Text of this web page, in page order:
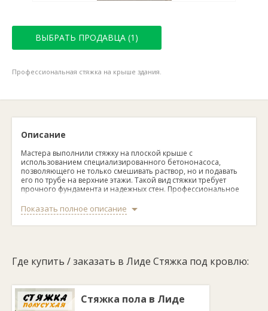
ВЫБРАТЬ ПРОДАВЦА (1)
Профессиональная стяжка на крыше здания.
Описание
Мастера выполнили стяжку на плоской крыше с
использованием специализированного бетононасоса,
позволяющего не только смешивать раствор, но и подавать
его по трубе на верхние этажи. Такой вид стяжки требует
прочного фундамента и надежных стен. Профессиональное
объектов: квартиры, коттеджи, частные дома, хозяйственные
постройки, промышленные объекты и здания.
Показать полное описание
Где купить / заказать в Лиде Стяжка под кровлю:
Стяжка пола в Лиде